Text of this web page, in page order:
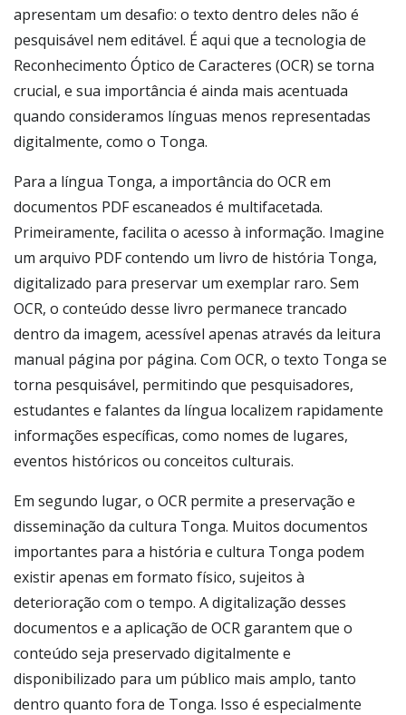
apresentam um desafio: o texto dentro deles não é
pesquisável nem editável. É aqui que a tecnologia de
Reconhecimento Óptico de Caracteres (OCR) se torna
crucial, e sua importância é ainda mais acentuada
quando consideramos línguas menos representadas
digitalmente, como o Tonga.
Para a língua Tonga, a importância do OCR em
documentos PDF escaneados é multifacetada.
Primeiramente, facilita o acesso à informação. Imagine
um arquivo PDF contendo um livro de história Tonga,
digitalizado para preservar um exemplar raro. Sem
OCR, o conteúdo desse livro permanece trancado
dentro da imagem, acessível apenas através da leitura
manual página por página. Com OCR, o texto Tonga se
torna pesquisável, permitindo que pesquisadores,
estudantes e falantes da língua localizem rapidamente
informações específicas, como nomes de lugares,
eventos históricos ou conceitos culturais.
Em segundo lugar, o OCR permite a preservação e
disseminação da cultura Tonga. Muitos documentos
importantes para a história e cultura Tonga podem
existir apenas em formato físico, sujeitos à
deterioração com o tempo. A digitalização desses
documentos e a aplicação de OCR garantem que o
conteúdo seja preservado digitalmente e
disponibilizado para um público mais amplo, tanto
dentro quanto fora de Tonga. Isso é especialmente